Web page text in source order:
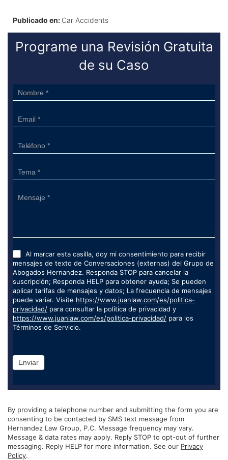
Publicado en: Car Accidents
Programe una Revisión Gratuita
de su Caso
Sidebar
Form
Al marcar esta casilla, doy mi consentimiento para recibir
mensajes de texto de Conversaciones (externas) del Grupo de
Abogados Hernandez. Responda STOP para cancelar la
suscripción; Responda HELP para obtener ayuda; Se pueden
aplicar tarifas de mensajes y datos; La frecuencia de mensajes
puede variar. Visite https://www.juanlaw.com/es/politica-
privacidad/ para consultar la política de privacidad y
https://www.juanlaw.com/es/politica-privacidad/ para los
Términos de Servicio.
Enviar
By providing a telephone number and submitting the form you are
consenting to be contacted by SMS text message from
Hernandez Law Group, P.C. Message frequency may vary.
Message & data rates may apply. Reply STOP to opt-out of further
messaging. Reply HELP for more information. See our Privacy
Policy.